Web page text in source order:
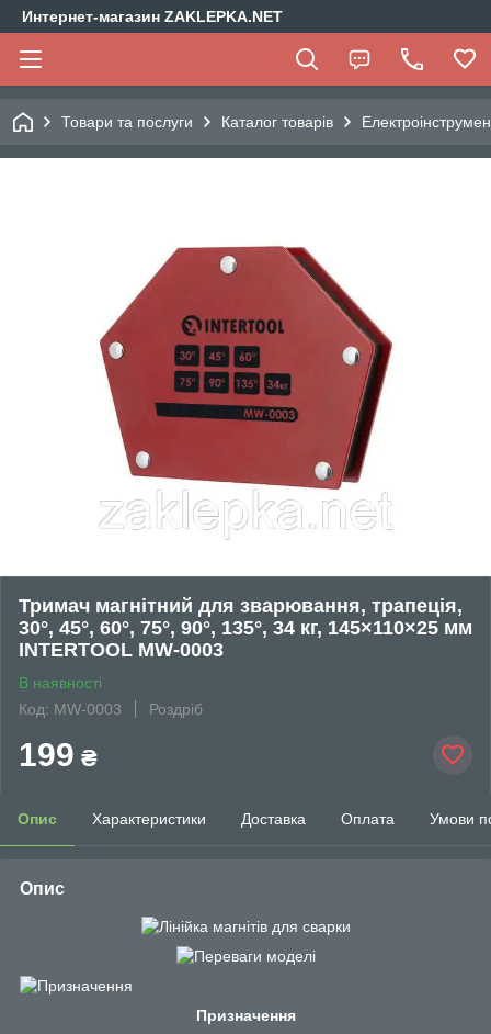
Интернет-магазин ZAKLEPKA.NET
Товари та послуги Каталог товарів
Тримач магнітний для зварювання, трапеція,
30°, 45°, 60°, 75°, 90°, 135°, 34 кг, 145×110×25 мм
INTERTOOL MW-0003
В наявності
Код: MW-0003
Роздріб
199 ₴
Опис Характеристики Доставка Оплата Умови
Опис
Призначення